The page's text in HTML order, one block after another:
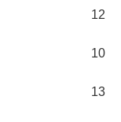
12
10
13